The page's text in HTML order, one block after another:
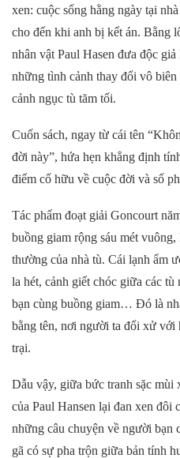
xen: cuộc sống hằng ngày tại
cho đến khi anh bị kết án. Bằng
nhân vật Paul Hasen đưa độc
những tình cảnh thay đổi vô
cảnh ngục tù tăm tối.
Cuốn sách, ngay từ cái tên
đời này”, hứa hẹn khẳng định
điểm cố hữu về cuộc đời và số
Tác phẩm đoạt giải Goncourt
buồng giam rộng sáu mét
thường của nhà tù. Cái lạnh ẩm
la hét, cảnh giết chóc giữa các
bạn cùng buồng giam… Đó là
bằng tên, nơi người ta đối xử
trại.
Dẫu vậy, giữa bức tranh sặc mùi
của Paul Hansen lại đan xen đôi
những câu chuyện về người bạn
gã có sự pha trộn giữa bản tính